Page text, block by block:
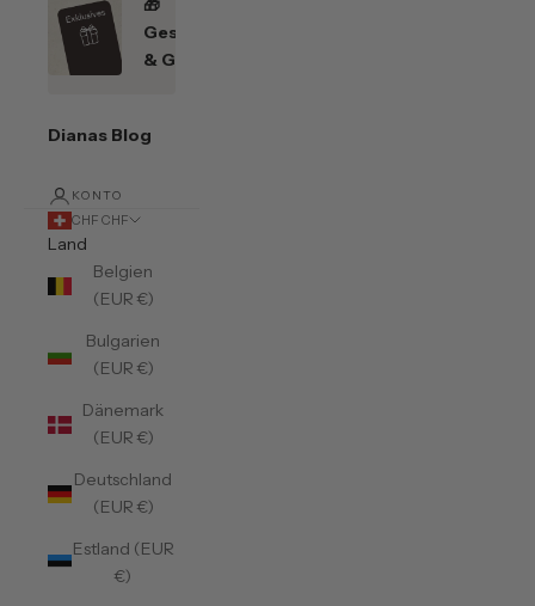
🎁
Geschenkefinder
& Gutscheine
Dianas Blog
KONTO
CHF CHF
Land
Belgien
(EUR €)
Bulgarien
(EUR €)
Dänemark
(EUR €)
Deutschland
(EUR €)
Estland (EUR
€)